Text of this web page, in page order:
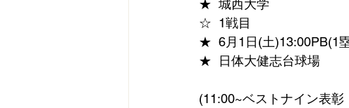
★  城西大学
☆  1戦目
★  6月1日(土)13:00PB(1
★  日体大健志台球場
(11:00~ベストナイン表彰